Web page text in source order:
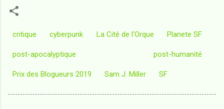
critique cyberpunk La Cité de l'Orque Planete SF
post-apocalyptique post-humanité
Prix des Blogueurs 2019 Sam J. Miller SF